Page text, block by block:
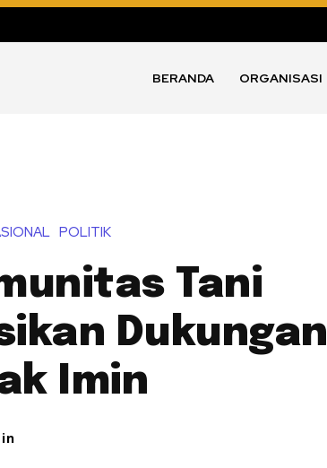
BERANDA ORGANISASI
POLITIK
Tani
Dukungan
Imin